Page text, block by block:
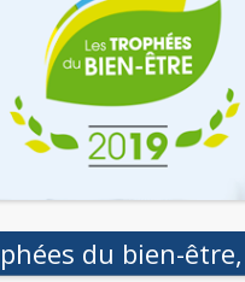
du bien-